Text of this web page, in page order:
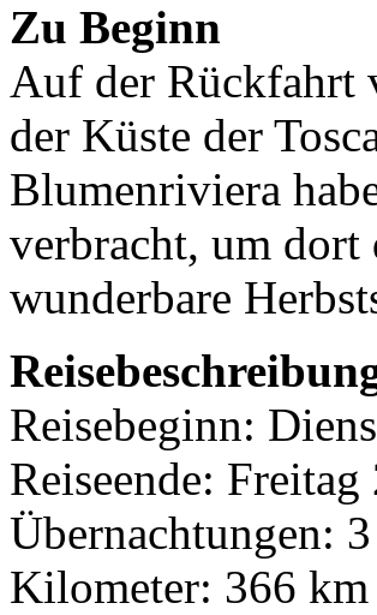
Zu Beginn
Auf der Rückfahrt
der Küste der
Blumenriviera
verbracht, um dort
wunderbare
Reisebeginn:
Reiseende:
Übernachtungen:
Kilometer: 366 km